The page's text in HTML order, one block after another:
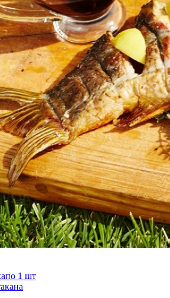
по 1 шт